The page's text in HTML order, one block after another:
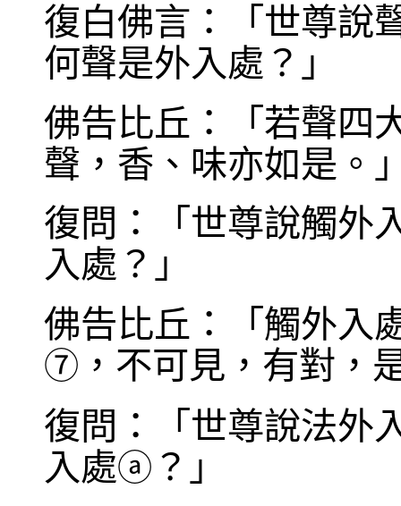
復白佛言：「世尊說
何聲是外入處？」
佛告比丘：「若聲四
聲，香、味亦如是。
復問：「世尊說觸外
入處？」
佛告比丘：「觸外入
⑦ ，不可見，有對，
復問：「世尊說法外
入處ⓐ ？」